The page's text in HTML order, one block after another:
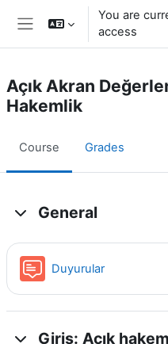
Skip to main content
Side panel
You are
access
Açık Akran
Hakemlik
Course Grades
General
Duyurular
Giriş: Açık